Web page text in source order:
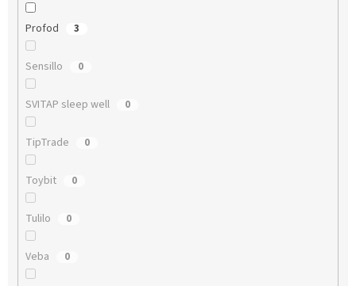
Profod 3
Sensillo 0
SVITAP sleep well 0
TipTrade 0
Toybit 0
Tulilo 0
Veba 0